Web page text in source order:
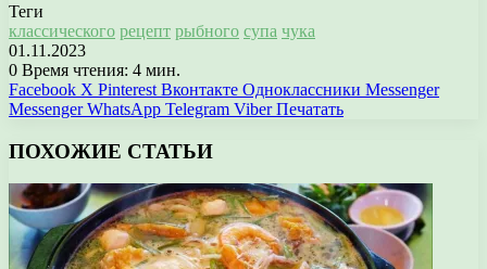
Теги
классического рецепт рыбного супа чука
01.11.2023
0 Время чтения: 4 мин.
Facebook X Pinterest Вконтакте Одноклассники Messenger
Messenger WhatsApp Telegram Viber Печатать
ПОХОЖИЕ СТАТЬИ